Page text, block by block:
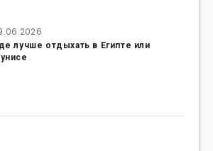
лучше отдыхать в Египте или